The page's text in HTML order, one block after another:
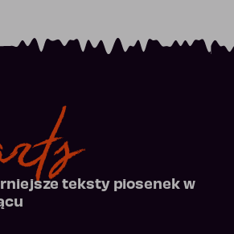
teksty piosenek w